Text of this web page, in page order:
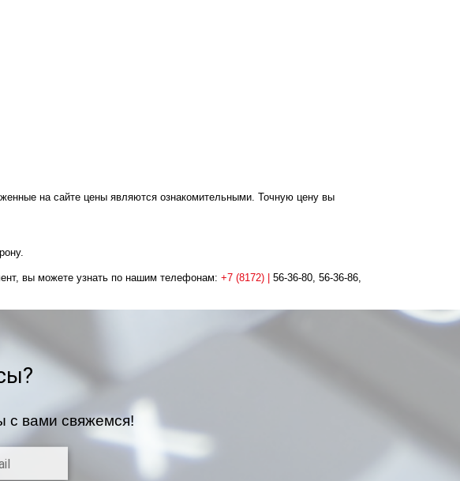
на сайте цены являются ознакомительными. Точную цену вы
вы можете узнать по нашим телефонам: +7 (8172) | 56-36-80, 56-36-86,
с вами свяжемся!